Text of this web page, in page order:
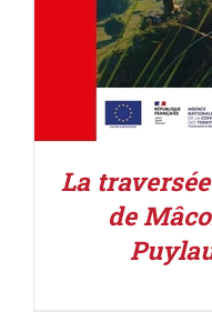
La
de